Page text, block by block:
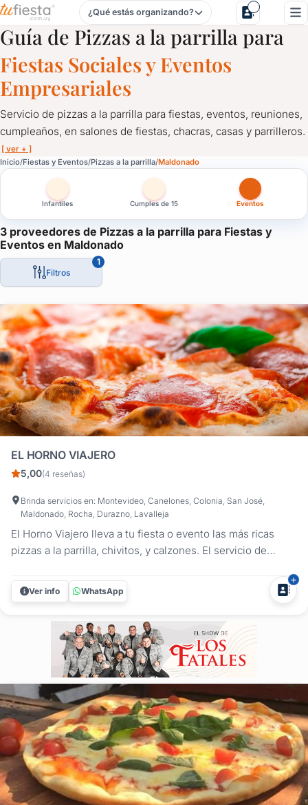
Pizzas a la parrilla para Fiestas y Eventos en Maldonado
¿Qué estás organizando?
Guía de Pizzas a la parrilla para
Fiestas Sociales y Eventos
Empresariales
Servicio de pizzas a la parrilla para fiestas, eventos, reuniones,
cumpleaños, en salones de fiestas, chacras, casas y parrilleros.
[ ver + ]
Inicio Fiestas y Eventos Pizzas a la parrilla Maldonado
Infantiles Cumples de 15 Eventos
3 proveedores de Pizzas a la parrilla para Fiestas y
Eventos en Maldonado
Filtros
1
EL HORNO VIAJERO
5,00(4 reseñas)
Brinda servicios en: Montevideo, Canelones, Colonia, San José,
Maldonado, Rocha, Durazno, Lavalleja
El Horno Viajero lleva a tu fiesta o evento las más ricas
pizzas a la parrilla, chivitos, y calzones. El servicio de
familiares, sociales, cumpleaños infantiles, empresariales,
despedidas. Podrán elegir entre una gran variedad de
Ver info WhatsApp
Pizzas a la parrilla para Fiestas y Eventos en Maldonado
Servicio de pizzas a la parrilla para fiestas, eventos,
Proveedores de pizzas de sabores para fiestas, elegí diversos
Canilla libre de pizzas y calzone para tu evento.
El mejor sabor para compartir con amigos.